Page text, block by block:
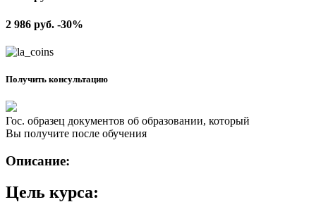
2 986 руб. -30%
Получить консультацию
Гос. образец документов об образовании, который
Вы получите после обучения
Описание:
Цель курса: